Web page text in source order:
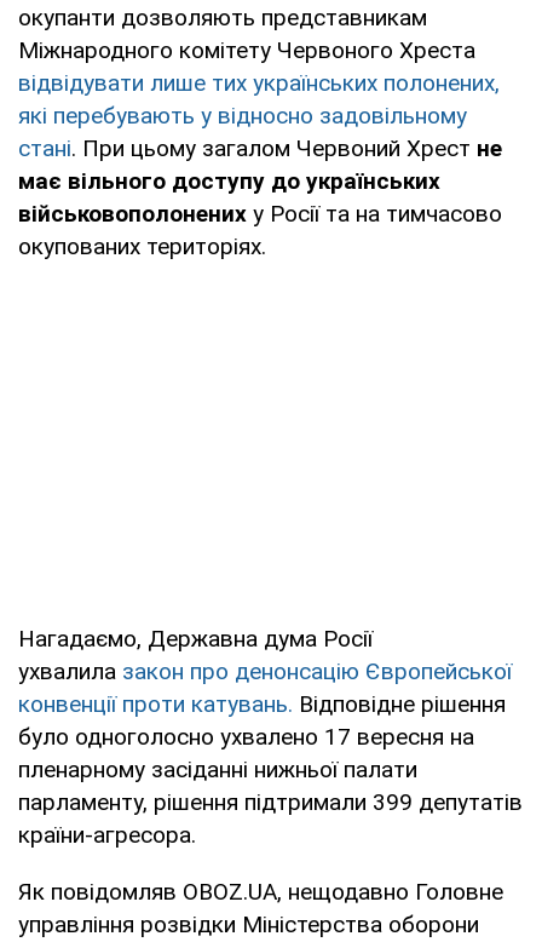
окупанти дозволяють представникам
Міжнародного комітету Червоного Хреста
відвідувати лише тих українських полонених,
які перебувають у відносно задовільному
стані. При цьому загалом Червоний Хрест не
має вільного доступу до українських
військовополонених у Росії та на тимчасово
окупованих територіях.
Нагадаємо, Державна дума Росії
ухвалила закон про денонсацію Європейської
конвенції проти катувань. Відповідне рішення
було одноголосно ухвалено 17 вересня на
пленарному засіданні нижньої палати
парламенту, рішення підтримали 399 депутатів
країни-агресора.
Як повідомляв OBOZ.UA, нещодавно Головне
управління розвідки Міністерства оборони